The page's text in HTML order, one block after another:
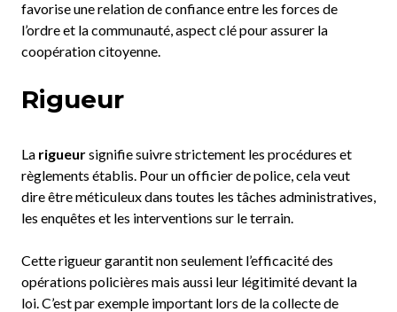
favorise une relation de confiance entre les forces de
l’ordre et la communauté, aspect clé pour assurer la
coopération citoyenne.
Rigueur
La rigueursignifie suivre strictement les procédures et
règlements établis. Pour un officier de police, cela veut
dire être méticuleux dans toutes les tâches administratives,
les enquêtes et les interventions sur le terrain.
Cette rigueur garantit non seulement l’efficacité des
opérations policières mais aussi leur légitimité devant la
loi. C’est par exemple important lors de la collecte de